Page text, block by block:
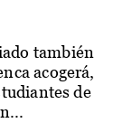
también
acogerá,
de